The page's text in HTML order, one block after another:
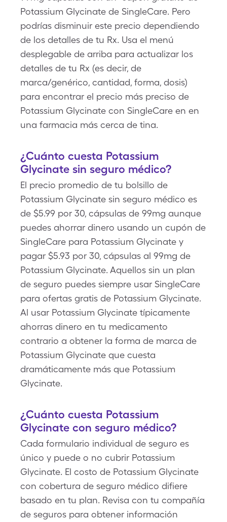
Potassium Glycinate de SingleCare. Pero
podrías disminuir este precio dependiendo
de los detalles de tu Rx. Usa el menú
desplegable de arriba para actualizar los
detalles de tu Rx (es decir, de
marca/genérico, cantidad, forma, dosis)
para encontrar el precio más preciso de
Potassium Glycinate con SingleCare en en
una farmacia más cerca de tina.
¿Cuánto cuesta Potassium
Glycinate sin seguro médico?
El precio promedio de tu bolsillo de
Potassium Glycinate sin seguro médico es
de $5.99 por 30, cápsulas de 99mg aunque
puedes ahorrar dinero usando un cupón de
SingleCare para Potassium Glycinate y
pagar $5.93 por 30, cápsulas al 99mg de
Potassium Glycinate. Aquellos sin un plan
de seguro puedes siempre usar SingleCare
para ofertas gratis de Potassium Glycinate.
Al usar Potassium Glycinate típicamente
ahorras dinero en tu medicamento
contrario a obtener la forma de marca de
Potassium Glycinate que cuesta
dramáticamente más que Potassium
Glycinate.
¿Cuánto cuesta Potassium
Glycinate con seguro médico?
Cada formulario individual de seguro es
único y puede o no cubrir Potassium
Glycinate. El costo de Potassium Glycinate
con cobertura de seguro médico difiere
basado en tu plan. Revisa con tu compañía
de seguros para obtener información